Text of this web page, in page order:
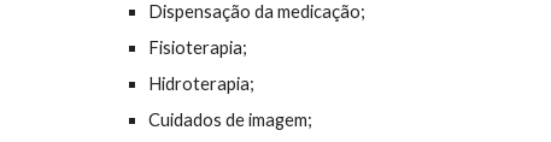
Dispensação da medicação;
Fisioterapia;
Hidroterapia;
Cuidados de imagem;